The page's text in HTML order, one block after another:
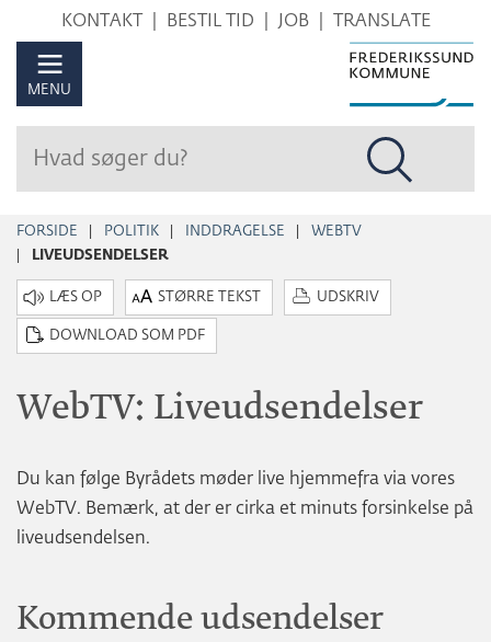
Hop
KONTAKT BESTIL TID JOB TRANSLATE
MENU
FORSIDE POLITIK INDDRAGELSE
WEBTV
LIVEUDSENDELSER
STØRRE TEKST UDSKRIV
DOWNLOAD SOM PDF
WebTV: Liveudsendelser
Du kan følge Byrådets møder live hjemmefra via vores
WebTV. Bemærk, at der er cirka et minuts forsinkelse på
liveudsendelsen.
Kommende udsendelser